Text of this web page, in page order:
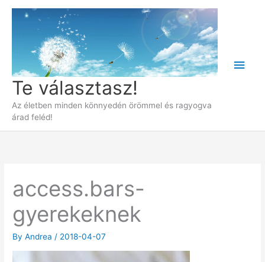
Skip
Te választasz!
Az életben minden könnyedén örömmel és ragyogva
árad feléd!
Main
access.bars-
gyerekeknek
ByAndrea / 2018-04-07